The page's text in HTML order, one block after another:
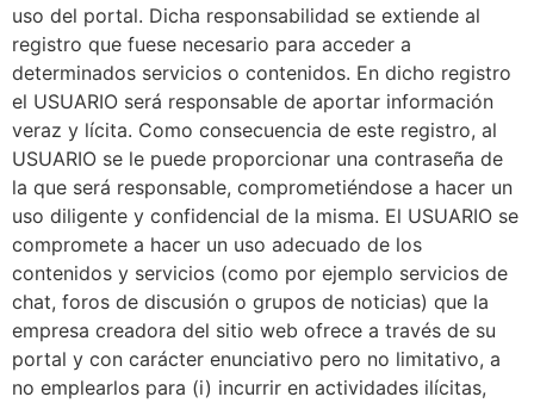
uso del portal. Dicha responsabilidad se extiende al
registro que fuese necesario para acceder a
determinados servicios o contenidos. En dicho registro
el USUARIO será responsable de aportar información
veraz y lícita. Como consecuencia de este registro, al
USUARIO se le puede proporcionar una contraseña de
la que será responsable, comprometiéndose a hacer un
uso diligente y confidencial de la misma. El USUARIO se
compromete a hacer un uso adecuado de los
contenidos y servicios (como por ejemplo servicios de
chat, foros de discusión o grupos de noticias) que la
empresa creadora del sitio web ofrece a través de su
portal y con carácter enunciativo pero no limitativo, a
no emplearlos para (i) incurrir en actividades ilícitas,